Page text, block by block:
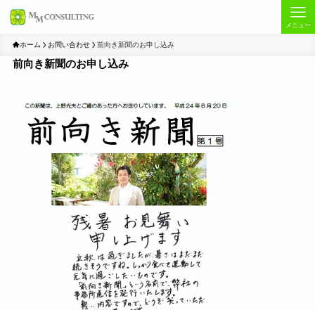
メニュー
ホーム お問い合わせ 前向き新聞のお申し込み
前向き新聞のお申し込み